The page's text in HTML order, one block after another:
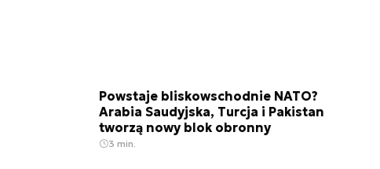
Powstaje bliskowschodnie NATO?
Arabia Saudyjska, Turcja i Pakistan
tworzą nowy blok obronny
3 min.